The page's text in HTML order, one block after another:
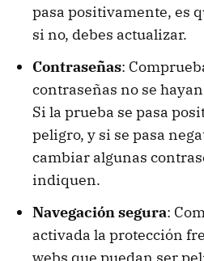
pasa positivamente, es
si no, debes actualizar.
Contraseñas:
contraseñas no se
Si la prueba se pasa
peligro, y si se pasa
cambiar algunas
indiquen.
Navegación segura:
activada la protección